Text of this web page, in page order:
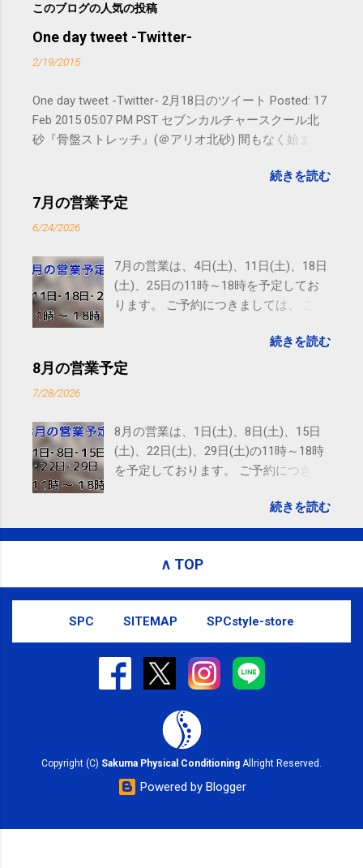
このブログの人気の投稿
One day tweet -Twitter-
2/19/2015
One day tweet -Twitter- 2月18日のツイート Posted: 17
Feb 2015 05:07 PM PST セブンカルチャースクール北
砂『骨盤ストレッチ』(＠アリオ北砂) 間もなく始まり
subscribed to email updates from サクマフィジカルコ
ンディショニング(@SPCstyle) - Twilog To stop
Email delivery powered by Google Google Inc., 1600
Amphitheatre Parkway, Mountain View, CA 94043,
United States
続きを読む
7月の営業予定
6/24/2026
7月の営業は、4日(土)、11日(土)、18日
(土)、25日の11時～18時を予定してお
ります。 ご予約につきましては、 こち
れないことがありますので、ご予約、
お問い合わせはSMS（ショートメッセ
続きを読む
8月の営業予定
7/28/2026
8月の営業は、1日(土)、8日(土)、15日
(土)、22日(土)、29日(土)の11時～18時
を予定しております。 ご予約につきま
す。 電話に出られないことがあります
ので、ご予約、お問い合わせは
をおすすめしております。
続きを読む
∧ TOP
SPC SITEMAP SPCstyle-store
Copyright (C) Sakuma Physical Conditioning Allright Reserved.
Powered by Blogger